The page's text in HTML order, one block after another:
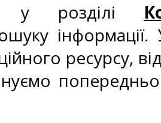
у розділі
ресурсу,